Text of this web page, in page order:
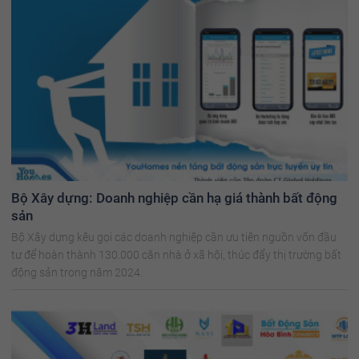
Bộ Xây dựng: Doanh nghiệp cần hạ giá thành bất động
sản
Bộ Xây dựng kêu gọi các doanh nghiệp cần ưu tiên nguồn vốn đầu
tư để hoàn thành 130.000 căn nhà ở xã hội, thúc đẩy thị trường bất
động sản trong năm 2024.